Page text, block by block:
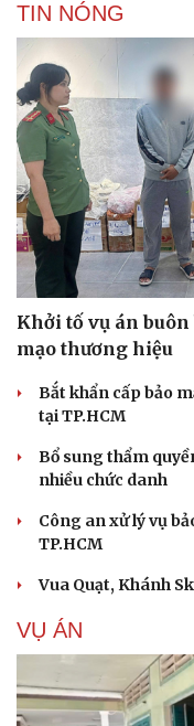
Du lịch
Săn Tour
check-in
TIN NÓNG
Khởi tố vụ án
mạo thương hiệu
Bắt khẩn cấp bảo
tại TP.HCM
Bổ sung thẩm
nhiều chức danh
Công an xử lý vụ
TP.HCM
Vua Quạt, Khánh
VỤ ÁN